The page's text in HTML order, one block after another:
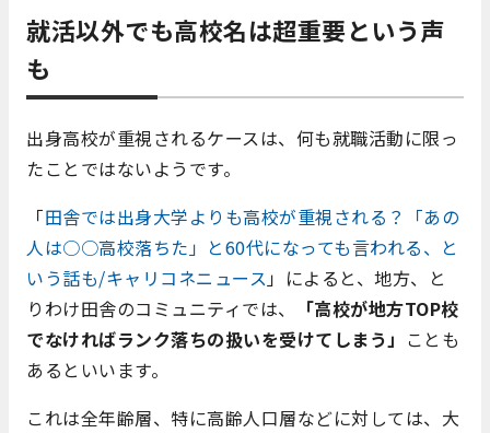
就活以外でも高校名は超重要という声
も
出身高校が重視されるケースは、何も就職活動に限っ
たことではないようです。
「田舎では出身大学よりも高校が重視される？「あの
人は○○高校落ちた」と60代になっても言われる、と
いう話も/キャリコネニュース」によると、地方、と
りわけ田舎のコミュニティでは、
「高校が地方TOP校
でなければランク落ちの扱いを受けてしまう」 ことも
あるといいます。
これは全年齢層、特に高齢人口層などに対しては、大